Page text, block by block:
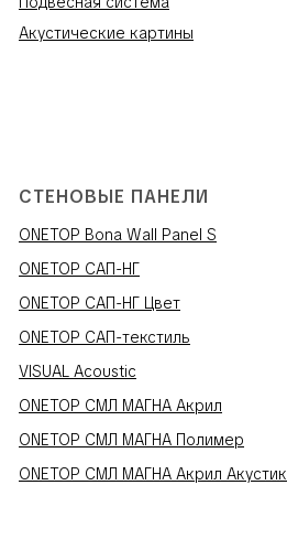
Акустические картины
СТЕНОВЫЕ ПАНЕЛИ
ONETOP Bona Wall Panel S
ONETOP САП-НГ
ONETOP САП-НГ Цвет
ONETOP САП-текстиль
VISUAL Acoustic
ONETOP СМЛ МАГНА Акрил
ONETOP СМЛ МАГНА Полимер
ONETOP СМЛ МАГНА Акрил Акустик